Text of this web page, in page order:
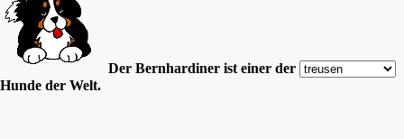
Der Bernhardiner ist einer der
Hunde der Welt.